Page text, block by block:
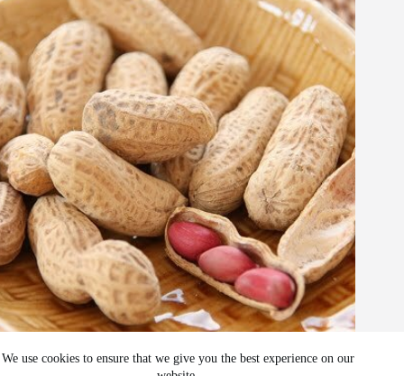
We use cookies to ensure that we give you the best experience on our
Làm thế nào để mở vỏ đậu phộng?
Whatsapp
Email
Wechat